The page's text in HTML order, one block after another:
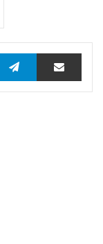
TelegramTeilen via E-Mail